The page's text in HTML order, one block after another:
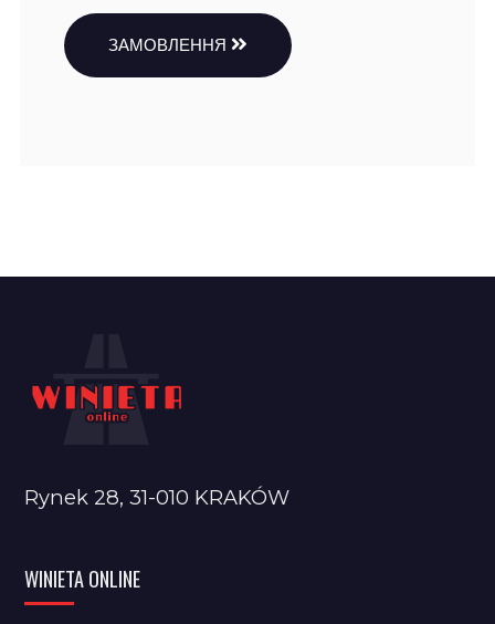
ЗАМОВЛЕННЯ
Rynek 28, 31-010 KRAKÓW
WINIETA ONLINE